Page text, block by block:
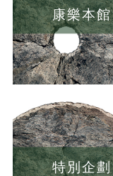
康樂本館
特別企劃